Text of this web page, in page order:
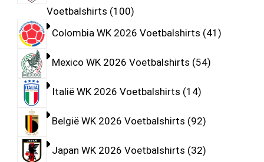
Voetbalshirts 100
Colombia WK 2026 Voetbalshirts 41
Mexico WK 2026 Voetbalshirts 54
Italië WK 2026 Voetbalshirts 14
België WK 2026 Voetbalshirts 92
Japan WK 2026 Voetbalshirts 32